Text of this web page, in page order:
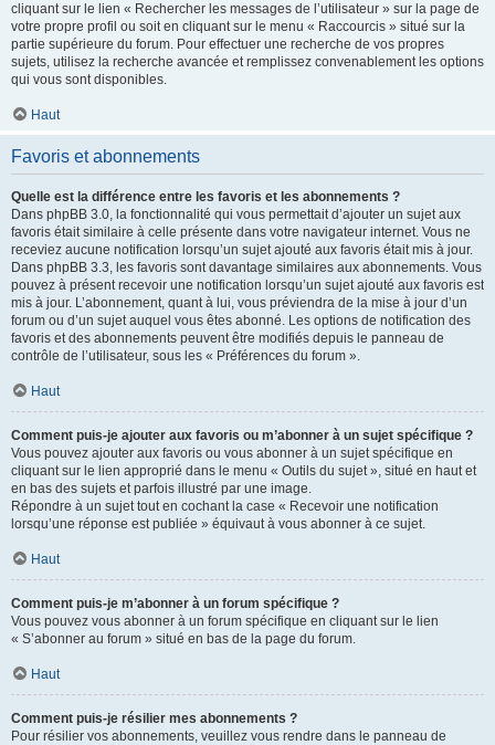
cliquant sur le lien « Rechercher les messages de l’utilisateur » sur la page de
votre propre profil ou soit en cliquant sur le menu « Raccourcis » situé sur la
partie supérieure du forum. Pour effectuer une recherche de vos propres
sujets, utilisez la recherche avancée et remplissez convenablement les options
qui vous sont disponibles.
Haut
Favoris et abonnements
Quelle est la différence entre les favoris et les abonnements ?
Dans phpBB 3.0, la fonctionnalité qui vous permettait d’ajouter un sujet aux
favoris était similaire à celle présente dans votre navigateur internet. Vous ne
receviez aucune notification lorsqu’un sujet ajouté aux favoris était mis à jour.
Dans phpBB 3.3, les favoris sont davantage similaires aux abonnements. Vous
pouvez à présent recevoir une notification lorsqu’un sujet ajouté aux favoris est
mis à jour. L’abonnement, quant à lui, vous préviendra de la mise à jour d’un
forum ou d’un sujet auquel vous êtes abonné. Les options de notification des
favoris et des abonnements peuvent être modifiés depuis le panneau de
contrôle de l’utilisateur, sous les « Préférences du forum ».
Haut
Comment puis-je ajouter aux favoris ou m’abonner à un sujet spécifique ?
Vous pouvez ajouter aux favoris ou vous abonner à un sujet spécifique en
cliquant sur le lien approprié dans le menu « Outils du sujet », situé en haut et
en bas des sujets et parfois illustré par une image.
Répondre à un sujet tout en cochant la case « Recevoir une notification
lorsqu’une réponse est publiée » équivaut à vous abonner à ce sujet.
Haut
Comment puis-je m’abonner à un forum spécifique ?
Vous pouvez vous abonner à un forum spécifique en cliquant sur le lien
« S’abonner au forum » situé en bas de la page du forum.
Haut
Comment puis-je résilier mes abonnements ?
Pour résilier vos abonnements, veuillez vous rendre dans le panneau de